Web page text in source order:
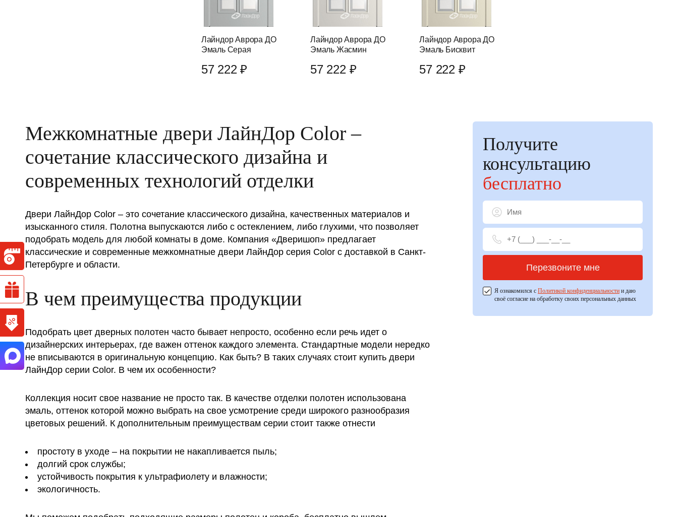
Лайндор Аврора ДО
Эмаль Серая
57 222 ₽
Лайндор Аврора ДО
Эмаль Жасмин
57 222 ₽
Лайндор Аврора ДО
Эмаль Бисквит
57 222 ₽
Межкомнатные двери ЛайнДор Color –
сочетание классического дизайна и
современных технологий отделки
Двери ЛайнДор Color – это сочетание классического дизайна, качественных материалов и
изысканного стиля. Полотна выпускаются либо с остеклением, либо глухими, что позволяет
подобрать модель для любой комнаты в доме. Компания «Дверишоп» предлагает
классические и современные межкомнатные двери ЛайнДор серия Color с доставкой в Санкт-
Петербурге и области.
В чем преимущества продукции
Подобрать цвет дверных полотен часто бывает непросто, особенно если речь идет о
дизайнерских интерьерах, где важен оттенок каждого элемента. Стандартные модели нередко
не вписываются в оригинальную концепцию. Как быть? В таких случаях стоит купить двери
ЛайнДор серии Color. В чем их особенности?
Коллекция носит свое название не просто так. В качестве отделки полотен использована
эмаль, оттенок которой можно выбрать на свое усмотрение среди широкого разнообразия
цветовых решений. К дополнительным преимуществам серии стоит также отнести
простоту в уходе – на покрытии не накапливается пыль;
долгий срок службы;
устойчивость покрытия к ультрафиолету и влажности;
экологичность.
Получите
консультацию
бесплатно
Перезвоните мне
Я ознакомился с Политикой конфиденциальности и даю
своё согласие на обработку своих персональных данных